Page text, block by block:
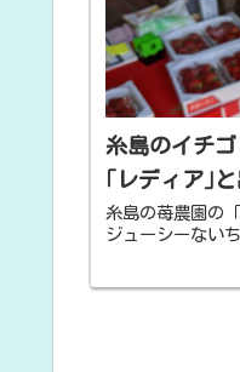
糸島のイチ
｢レディア｣
糸島の苺農園の
ジューシーない